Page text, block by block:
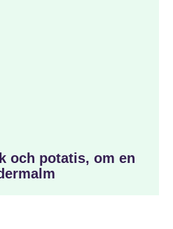
och potatis, om en